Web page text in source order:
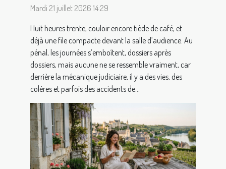
Mardi 21 juillet 2026 14:29
Huit heures trente, couloir encore tiède de café, et
déjà une file compacte devant la salle d’audience. Au
pénal, les journées s’emboîtent, dossiers après
dossiers, mais aucune ne se ressemble vraiment, car
derrière la mécanique judiciaire, il y a des vies, des
colères et parfois des accidents de...